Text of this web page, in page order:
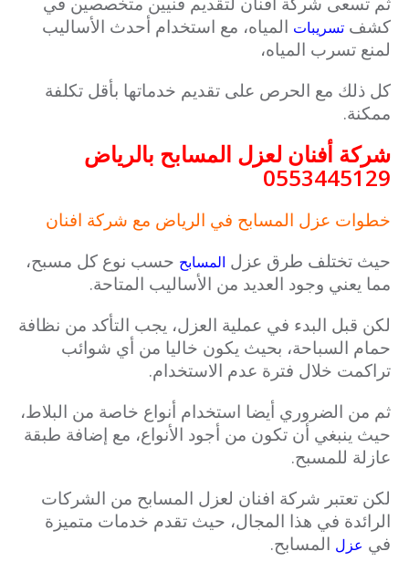
كشف تسريبات المياه، مع استخدام أحدث الأساليب
لمنع تسرب المياه،
كل ذلك مع الحرص على تقديم خدماتها بأقل تكلفة
ممكنة.
شركة أفنان لعزل المسابح بالرياض
0553445129
خطوات عزل المسابح في الرياض مع شركة افنان
حيث تختلف طرق عزل المسابح حسب نوع كل مسبح،
مما يعني وجود العديد من الأساليب المتاحة.
لكن قبل البدء في عملية العزل، يجب التأكد من نظافة
حمام السباحة، بحيث يكون خاليا من أي شوائب
تراكمت خلال فترة عدم الاستخدام.
ثم من الضروري أيضا استخدام أنواع خاصة من البلاط،
حيث ينبغي أن تكون من أجود الأنواع، مع إضافة طبقة
عازلة للمسبح.
لكن تعتبر شركة افنان لعزل المسابح من الشركات
الرائدة في هذا المجال، حيث تقدم خدمات متميزة
في عزل المسابح.